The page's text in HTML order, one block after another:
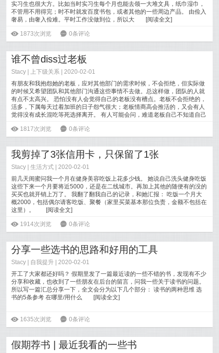
实习生也很大方。比如当时实习生每个月也能去领一大堆文具，纸巾湿巾，
不管用不用得完；时不时就发百度书包，或者其他的一些周边产品。 由俭入
奢易，由奢入俭难。平时工作没做到位，所以大
[阅读全文]
ė 1873次浏览 6 0条评论
谁不曾diss过老板
Stacy 上下级关系 | 2020-02-01
有朋友和我抱怨她的老板，应对其他部门的需求时候，不会拒绝，但实际做
的时候又希望团队和其他部门沟通这些事情不去做。总这样做，团队的人就
有点不太高兴。 恐怕没有人会觉得自己的老板没有槽点。老板不会拒绝的，
活多，下属每天过着加班的日子怨气很大；老板情商高会推活的，又会有人
觉得没有成长混吃等死选择离开。 有人可能会问，难道老板自己不知道自己
ė 1817次浏览 6 0条评论
我剪掉了3张信用卡，只保留了1张
Stacy |生活方式 | 2020-02-01
前几天闺蜜问我一个月在健身美容吃饭上花多少钱。 她说自己洗头健身吃饭
这些下来一个月要将近5000，还是在二线城市。再加上其他的随便有的没的
买买也就开销上万了。 我翻了翻我自己的记录，和她汇报： 吃饭一个月大
概2000，包括偶尔请客吃饭、聚餐（家里买菜基本那位负责，金额不包括在
这里）。
[阅读全文]
ė 1914次浏览 6 0条评论
分享一些选书的思路和好用的工具
Stacy 自我提升 | 2020-02-01
开工了大家都还好吗？ 假期里发了一篇最近读的一些不错的书，发现有不少
分享和收藏，也收到了一些朋友在后台的留言，问我一些关于读书的问题。
所以写一篇汇总分享一下，全文会分为以下几个部分： 读书的两种思维 选
书的5条参考 在哪里/用什么
[阅读全文]
ė 1635次浏览 6 0条评论
假期荐书 | 最近我看的一些书